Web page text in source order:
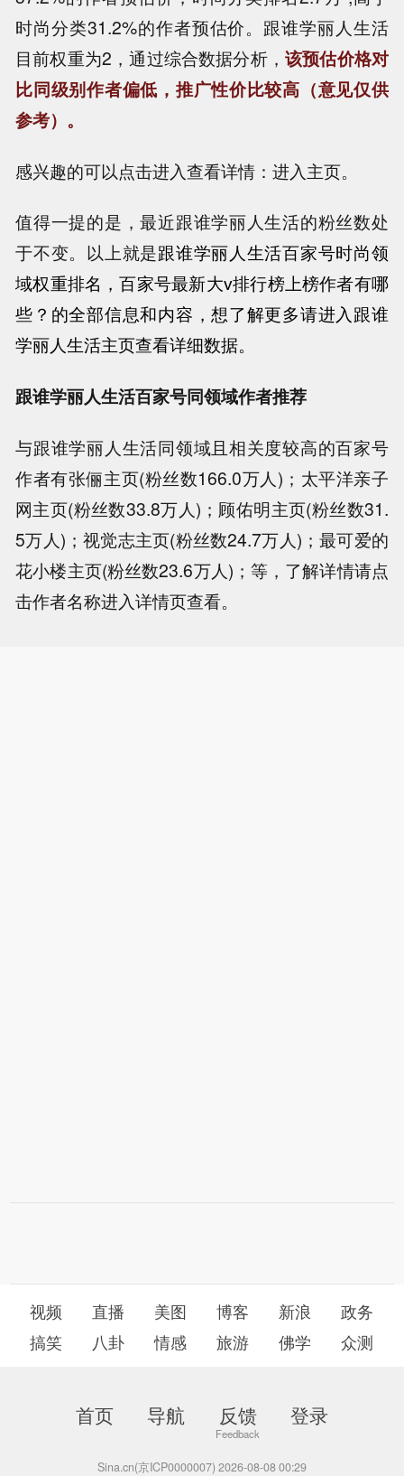
时尚分类31.2%的作者预估价。跟谁学丽人生活
目前权重为2，通过综合数据分析， 该预估价格对
比同级别作者偏低，推广性价比较高（意见仅供
参考）。
感兴趣的可以点击进入查看详情：进入主页。
值得一提的是，最近跟谁学丽人生活的粉丝数处
于不变。以上就是跟谁学丽人生活百家号时尚领
域权重排名，百家号最新大v排行榜上榜作者有哪
些？ 的全部信息和内容，想了解更多请进入跟谁
学丽人生活主页查看详细数据。
跟谁学丽人生活百家号同领域作者推荐
与跟谁学丽人生活同领域且相关度较高的百家号
作者有张俪主页(粉丝数166.0万人)；太平洋亲子
网主页(粉丝数33.8万人)；顾佑明主页(粉丝数31.
5万人)；视觉志主页(粉丝数24.7万人)；最可爱的
花小楼主页(粉丝数23.6万人)；等，了解详情请点
击作者名称进入详情页查看。
视频 直播 美图 博客 新浪
政务
搞笑
八卦 情感 旅游 佛学 众测
首页 导航 反馈 登录
Sina.cn(京ICP0000007) 2026-08-08 00:29